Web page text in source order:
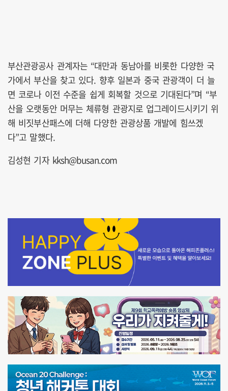
부산관광공사 관계자는 “대만과 동남아를 비롯한 다양한 국
가에서 부산을 찾고 있다. 향후 일본과 중국 관광객이 더 늘
면 코로나 이전 수준을 쉽게 회복할 것으로 기대된다”며 “부
산을 오랫동안 머무는 체류형 관광지로 업그레이드시키기 위
해 비짓부산패스에 더해 다양한 관광상품 개발에 힘쓰겠
다”고 말했다.
김성현 기자 kksh@busan.com